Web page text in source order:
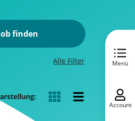
finden
Alle Filter Menü
Account